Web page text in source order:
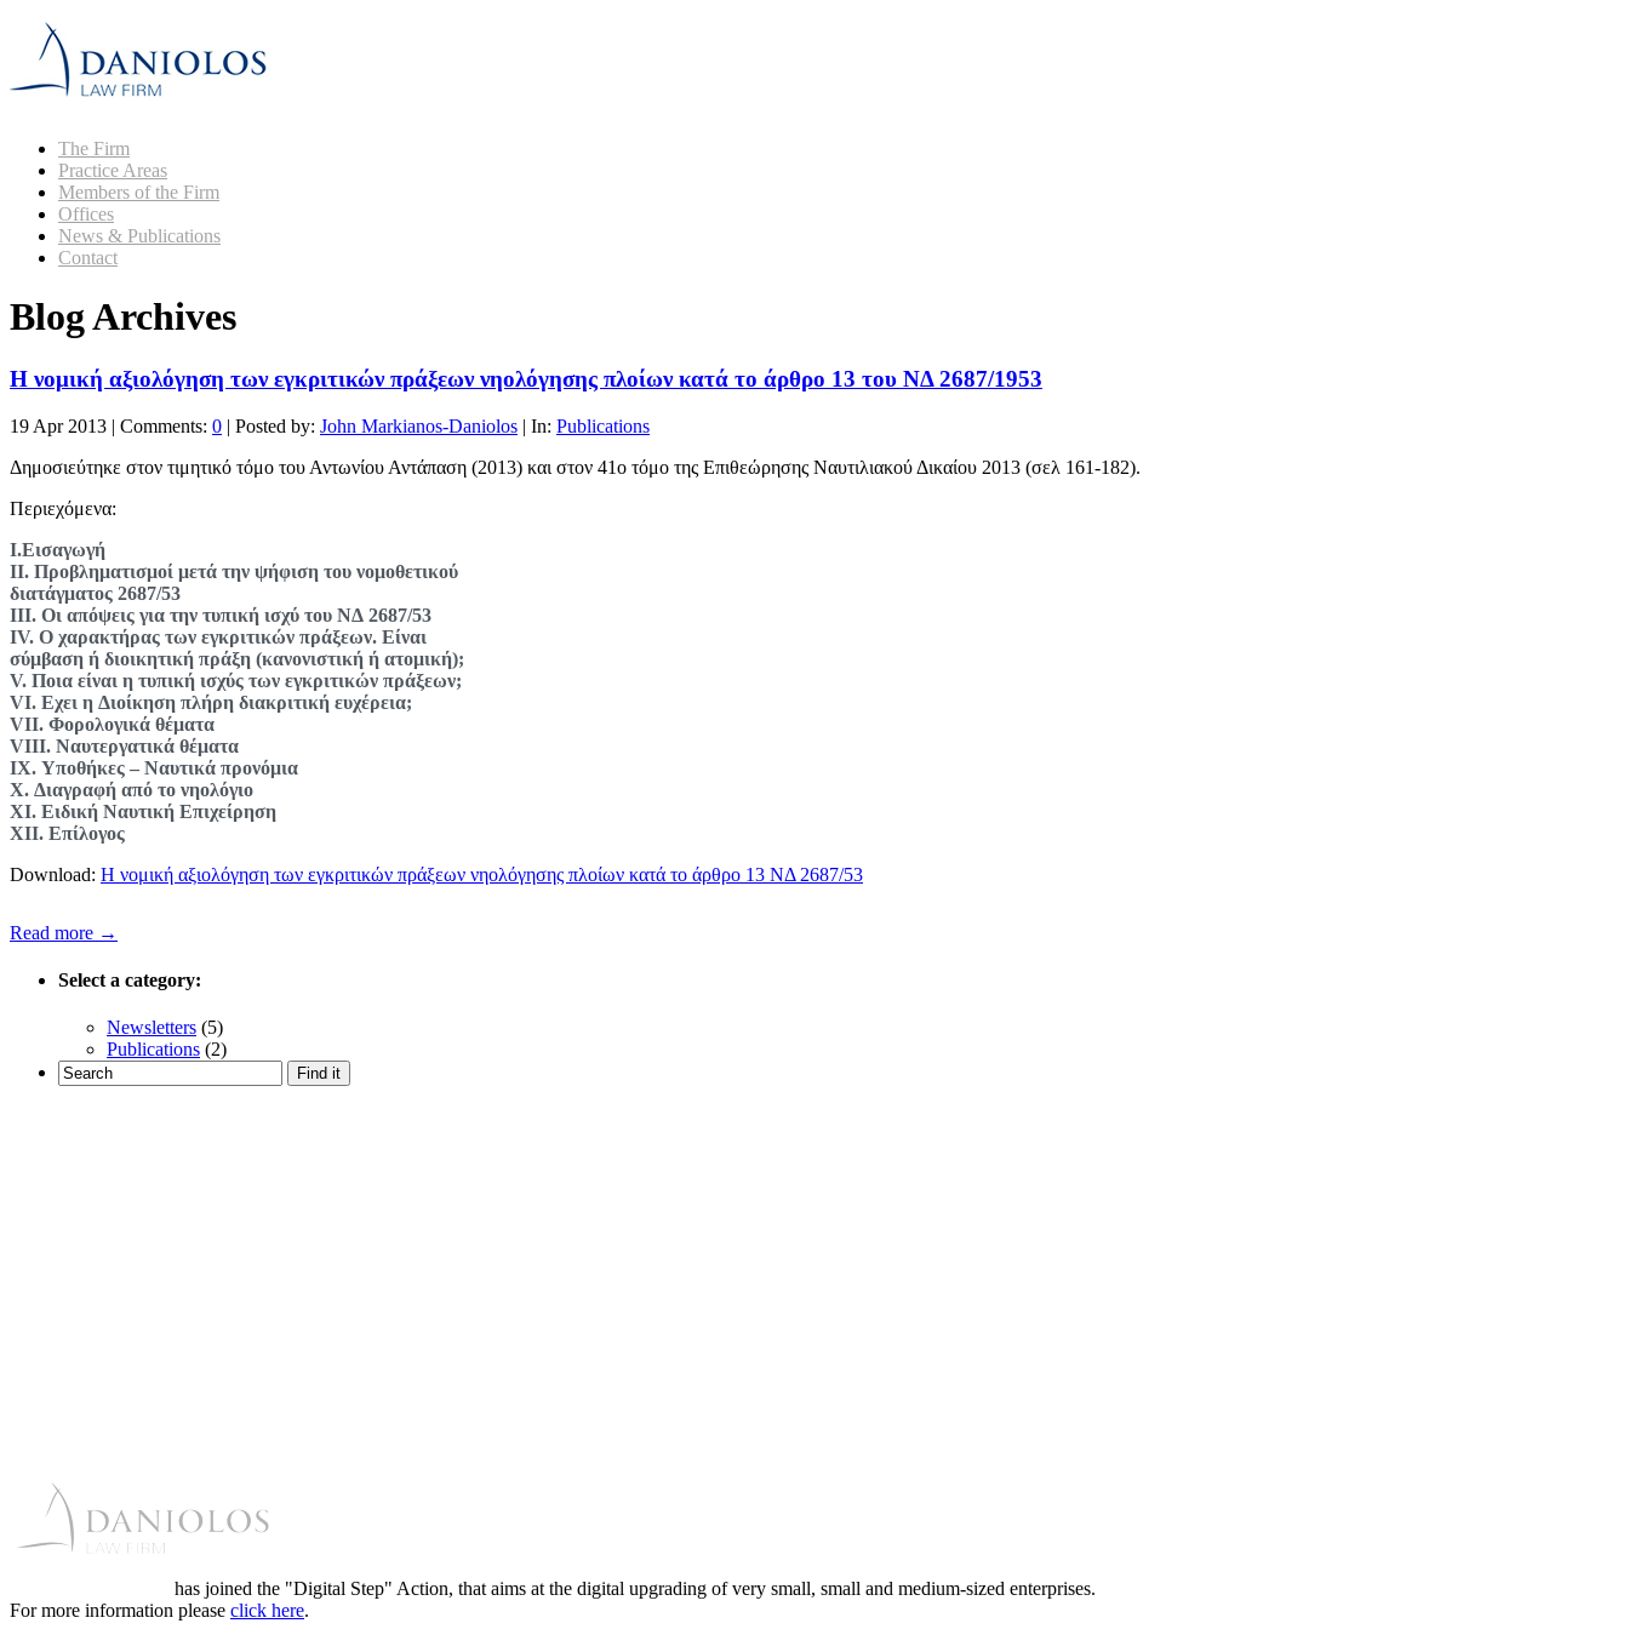
The Firm
Practice Areas
Members of the Firm
Offices
News & Publications
Contact
Blog Archives
Η νομική αξιολόγηση των εγκριτικών πράξεων νηολόγησης πλοίων κατά το άρθρο 13 του ΝΔ 2687/1953
19 Apr 2013 | Comments: 0 | Posted by: John Markianos-Daniolos | In: Publications
Δημοσιεύτηκε στον τιμητικό τόμο του Αντωνίου Αντάπαση (2013) και στον 41ο τόμο της Επιθεώρησης Ναυτιλιακού Δικαίου 2013 (σελ 161-182).
Περιεχόμενα:
I.Εισαγωγή
II. Προβληματισμοί μετά την ψήφιση του νομοθετικού
διατάγματος 2687/53
III. Οι απόψεις για την τυπική ισχύ του ΝΔ 2687/53
IV. O χαρακτήρας των εγκριτικών πράξεων. Είναι
σύμβαση ή διοικητική πράξη (κανονιστική ή ατομική);
V. Ποια είναι η τυπική ισχύς των εγκριτικών πράξεων;
VI. Εχει η Διοίκηση πλήρη διακριτική ευχέρεια;
VII. Φορολογικά θέματα
VIII. Ναυτεργατικά θέματα
IX. Υποθήκες – Ναυτικά προνόμια
X. Διαγραφή από το νηολόγιο
XI. Ειδική Ναυτική Επιχείρηση
XII. Επίλογος
Download: Η νομική αξιολόγηση των εγκριτικών πράξεων νηολόγησης πλοίων κατά το άρθρο 13 ΝΔ 2687/53
Read more →
Select a category:
Newsletters (5)
Publications (2)
has joined the "Digital Step" Action, that aims at the digital upgrading of very small, small and medium-sized enterprises.
For more information please click here.